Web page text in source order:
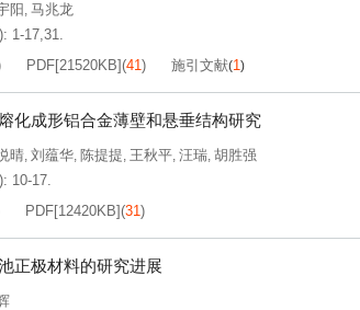
阳 , 马兆龙
1-17,31.
PDF[21520KB](41) 施引文献(1)
化成形铝合金薄壁和悬垂结构研究
晴, 刘蕴华, 陈提提, 王秋平, 汪瑞, 胡胜强
10-17.
PDF[12420KB](31)
正极材料的研究进展